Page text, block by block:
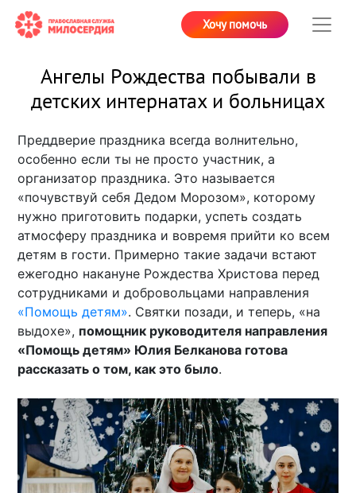
Хочу помочь
Ангелы Рождества побывали в
детских интернатах и больницах
Преддверие праздника всегда волнительно,
особенно если ты не просто участник, а
организатор праздника. Это называется
«почувствуй себя Дедом Морозом», которому
нужно приготовить подарки, успеть создать
атмосферу праздника и вовремя прийти ко всем
детям в гости. Примерно такие задачи встают
ежегодно накануне Рождества Христова перед
сотрудниками и добровольцами направления
«Помощь детям». Святки позади, и теперь, «на
выдохе», помощник руководителя направления
«Помощь детям» Юлия Белканова готова
рассказать о том, как это было.